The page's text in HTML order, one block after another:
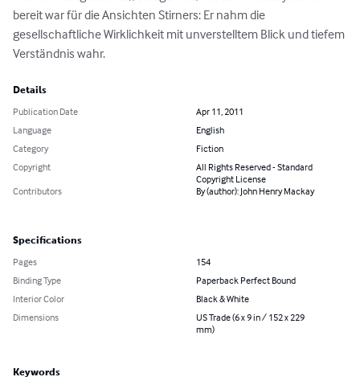
bereit war für die Ansichten Stirners: Er nahm die
gesellschaftliche Wirklichkeit mit unverstelltem Blick und tiefem
Verständnis wahr.
Details
Publication Date
Apr 11, 2011
Language
English
Category
Fiction
Copyright
All Rights Reserved - Standard
Copyright License
Contributors
By (author): John Henry Mackay
Specifications
Pages
154
Binding Type
Paperback Perfect Bound
Interior Color
Black & White
Dimensions
US Trade (6 x 9 in / 152 x 229
mm)
Keywords